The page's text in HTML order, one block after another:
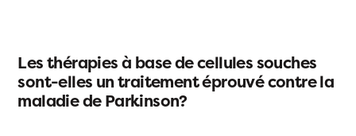
Les thérapies à base de cellules souches
sont-elles un traitement éprouvé contre la
maladie de Parkinson?